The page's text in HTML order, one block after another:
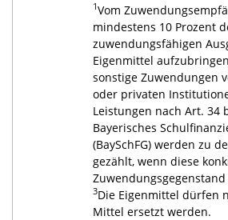
1Vom
mindestens 10 Prozent
zuwendungsfähigen
Eigenmittel
sonstige Zuwendungen
oder privaten
Leistungen nach Art. 34
Bayerisches
(BaySchFG) werden zu
gezählt, wenn diese
3Die Eigenmittel dürfen
Mittel ersetzt werden.